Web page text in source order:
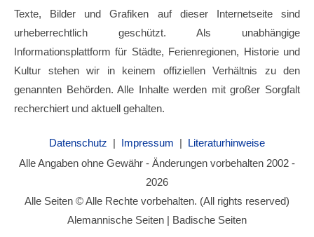
Texte, Bilder und Grafiken auf dieser Internetseite sind
urheberrechtlich geschützt. Als unabhängige
Informationsplattform für Städte, Ferienregionen, Historie und
Kultur stehen wir in keinem offiziellen Verhältnis zu den
genannten Behörden. Alle Inhalte werden mit großer Sorgfalt
recherchiert und aktuell gehalten.
Datenschutz | Impressum | Literaturhinweise
Alle Angaben ohne Gewähr - Änderungen vorbehalten 2002 -
2026
Alle Seiten © Alle Rechte vorbehalten. (All rights reserved)
Alemannische Seiten | Badische Seiten